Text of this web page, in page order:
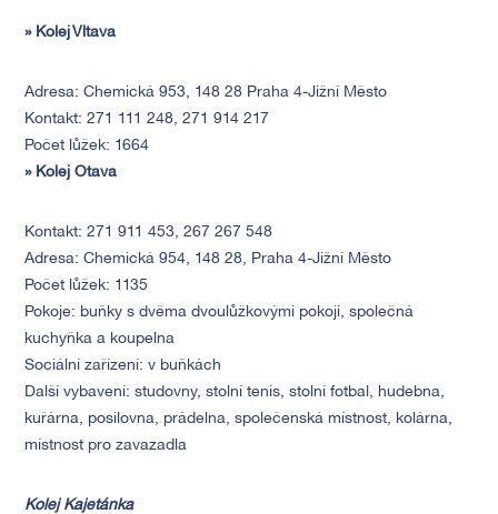
» Kolej Vltava
Adresa: Chemická 953, 148 28 Praha 4-Jižní Město
Kontakt: 271 111 248, 271 914 217
Počet lůžek: 1664
» Kolej Otava
Kontakt: 271 911 453, 267 267 548
Adresa: Chemická 954, 148 28, Praha 4-Jižní Město
Počet lůžek: 1135
Pokoje: buňky s dvěma dvoulůžkovými pokoji, společná
kuchyňka a koupelna
Sociální zařízení: v buňkách
Další vybavení: studovny, stolní tenis, stolní fotbal, hudebna,
kuřárna, posilovna, prádelna, společenská místnost, kolárna,
místnost pro zavazadla
Kolej Kajetánka